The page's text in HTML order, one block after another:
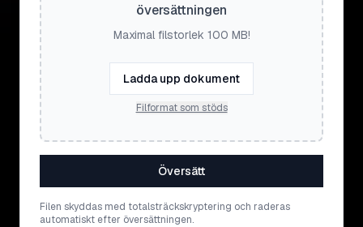
översättningen
Maximal filstorlek 100 MB!
Ladda upp dokument
Filformat som stöds
Översätt
Filen skyddas med totalsträckskryptering och raderas
automatiskt efter översättningen.